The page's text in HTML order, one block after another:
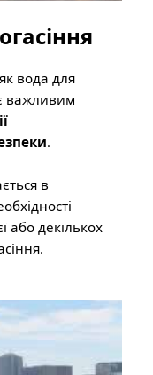
вода для
важливим
.
в
або декількох